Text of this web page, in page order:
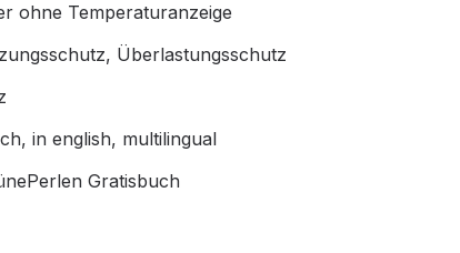
ohne Temperaturanzeige
Überlastungsschutz
in english, multilingual
Gratisbuch